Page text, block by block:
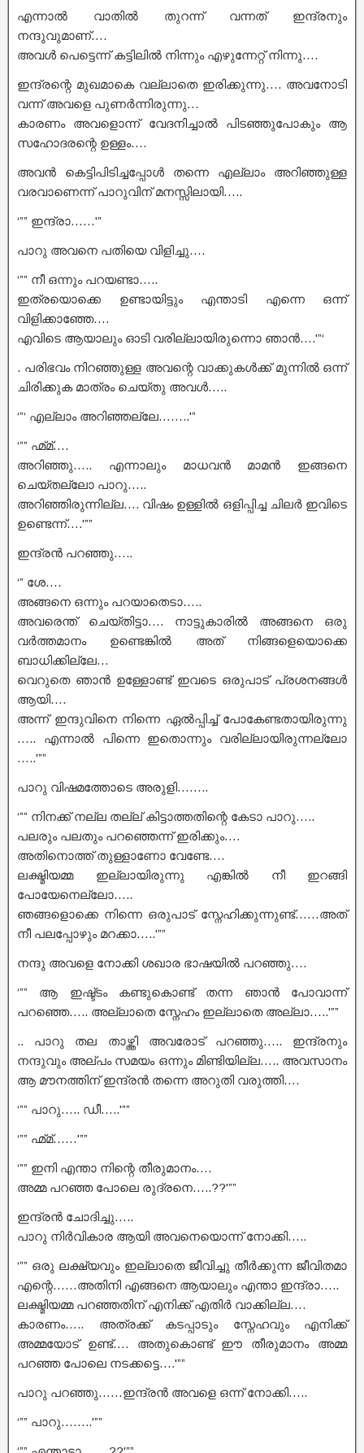
എന്നാൽ വാതിൽ തുറന്ന് വന്നത് ഇന്ദ്രനും
നന്ദുവുമാണ്….
അവൾ പെട്ടെന്ന് കട്ടിലിൽ നിന്നും എഴുന്നേറ്റ് നിന്നു….
ഇന്ദ്രന്റെ മുഖമാകെ വല്ലാതെ ഇരിക്കുന്നു…. അവനോടി
വന്ന് അവളെ പുണർന്നിരുന്നു…
കാരണം അവളൊന്ന് വേദനിച്ചാൽ പിടഞ്ഞുപോകും ആ
സഹോദരന്റെ ഉള്ളം….
അവൻ കെട്ടിപിടിച്ചപ്പോൾ തന്നെ എല്ലാം അറിഞ്ഞുള്ള
വരവാണെന്ന് പാറുവിന് മനസ്സിലായി…..
‘”” ഇന്ദ്രാ……'”
പാറു അവനെ പതിയെ വിളിച്ചു….
‘”” നീ ഒന്നും പറയണ്ടാ…..
ഇത്രയൊക്കെ ഉണ്ടായിട്ടും എന്താടി എന്നെ ഒന്ന്
വിളിക്കാഞ്ഞേ….
എവിടെ ആയാലും ഓടി വരില്ലായിരുന്നൊ ഞാൻ….'”‘
. പരിഭവം നിറഞ്ഞുള്ള അവന്റെ വാക്കുകൾക്ക് മുന്നിൽ ഒന്ന്
ചിരിക്കുക മാത്രം ചെയ്തു അവൾ…..
‘”‘ എല്ലാം അറിഞ്ഞല്ലേ……..'”
‘”” ഹ്മ്മ്….
അറിഞ്ഞു….. എന്നാലും മാധവൻ മാമൻ ഇങ്ങനെ
ചെയ്തല്ലോ പാറു…..
അറിഞ്ഞിരുന്നില്ല…. വിഷം ഉള്ളിൽ ഒളിപ്പിച്ച ചിലർ ഇവിടെ
ഉണ്ടെന്ന്….'””
ഇന്ദ്രൻ പറഞ്ഞു…..
‘” ശേ….
അങ്ങനെ ഒന്നും പറയാതെടാ…..
അവരെന്ത്‌ ചെയ്തിട്ടാ…. നാട്ടുകാരിൽ അങ്ങനെ ഒരു
വർത്തമാനം ഉണ്ടെങ്കിൽ അത് നിങ്ങളെയൊക്കെ
ബാധിക്കില്ലേ…
വെറുതെ ഞാൻ ഉള്ളോണ്ട് ഇവടെ ഒരുപാട് പ്രശനങ്ങൾ
ആയി….
അന്ന് ഇന്ദുവിനെ നിന്നെ ഏൽപ്പിച്ച് പോകേണ്ടതായിരുന്നു
….. എന്നാൽ പിന്നെ ഇതൊന്നും വരില്ലായിരുന്നല്ലോ
…..'””
പാറു വിഷമത്തോടെ അരുളി……..
‘”” നിനക്ക് നല്ല തല്ല് കിട്ടാത്തതിന്റെ കേടാ പാറു…..
പലരും പലതും പറഞ്ഞെന്ന് ഇരിക്കും….
അതിനൊത്ത് തുള്ളാണോ വേണ്ടേ….
ലക്ഷ്മിയമ്മ ഇല്ലായിരുന്നു എങ്കിൽ നീ ഇറങ്ങി
പോയേനെല്ലോ…..
ഞങ്ങളൊക്കെ നിന്നെ ഒരുപാട് സ്നേഹിക്കുന്നുണ്ട്……അത്
നീ പലപ്പോഴും മറക്കാ…..'””
നന്ദു അവളെ നോക്കി ശഖാര ഭാഷയിൽ പറഞ്ഞു….
‘”” ആ ഇഷ്ട്ടം കണ്ടുകൊണ്ട് തന്ന ഞാൻ പോവാന്ന്
പറഞ്ഞെ….. അല്ലാതെ സ്നേഹം ഇല്ലാതെ അല്ലാ…..'””
.. പാറു തല താഴ്ത്തി അവരോട് പറഞ്ഞു….. ഇന്ദ്രനും
നന്ദുവും അല്പം സമയം ഒന്നും മിണ്ടിയില്ല….. അവസാനം
ആ മൗനത്തിന് ഇന്ദ്രൻ തന്നെ അറുതി വരുത്തി….
‘”” പാറു….. ഡീ…..'””
‘”” ഹ്മ്മ്……'””
‘”” ഇനി എന്താ നിന്റെ തീരുമാനം….
അമ്മ പറഞ്ഞ പോലെ രുദ്രനെ…..??'””
ഇന്ദ്രൻ ചോദിച്ചു…..
പാറു നിർവികാര ആയി അവനെയൊന്ന് നോക്കി…..
‘”” ഒരു ലക്ഷ്യവും ഇല്ലാതെ ജീവിച്ചു തീർക്കുന്ന ജീവിതമാ
എന്റെ……അതിനി എങ്ങനെ ആയാലും എന്താ ഇന്ദ്രാ…..
ലക്ഷ്മിയമ്മ പറഞ്ഞതിന് എനിക്ക് എതിർ വാക്കില്ല….
കാരണം….. അത്രക്ക് കടപ്പാടും സ്നേഹവും എനിക്ക്
അമ്മയോട് ഉണ്ട്…. അതുകൊണ്ട് ഈ തീരുമാനം അമ്മ
പറഞ്ഞ പോലെ നടക്കട്ടെ….'””
പാറു പറഞ്ഞു……ഇന്ദ്രൻ അവളെ ഒന്ന് നോക്കി…..
‘”” പാറു……..'””